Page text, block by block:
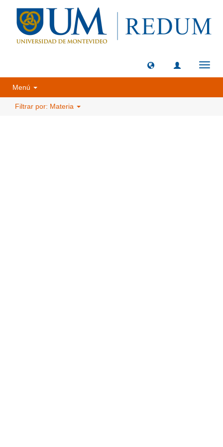
Menú
Filtrar por: Materia